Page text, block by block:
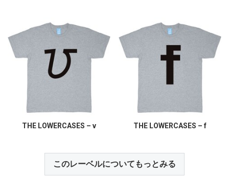
THE LOWERCASES – v THE LOWERCASES – f
このレーベルについてもっとみる